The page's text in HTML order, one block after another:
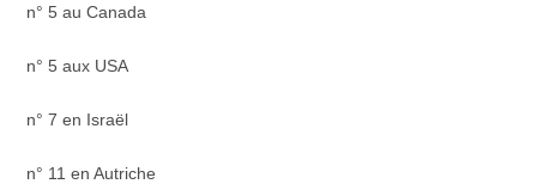
n° 5 au Canada
n° 5 aux USA
n° 7 en Israël
n° 11 en Autriche